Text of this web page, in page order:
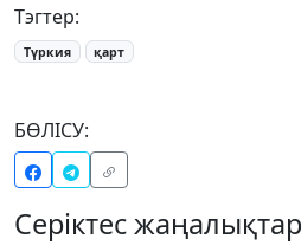
Тэгтер:
Түркия қарт
БӨЛІСУ:
Серіктес